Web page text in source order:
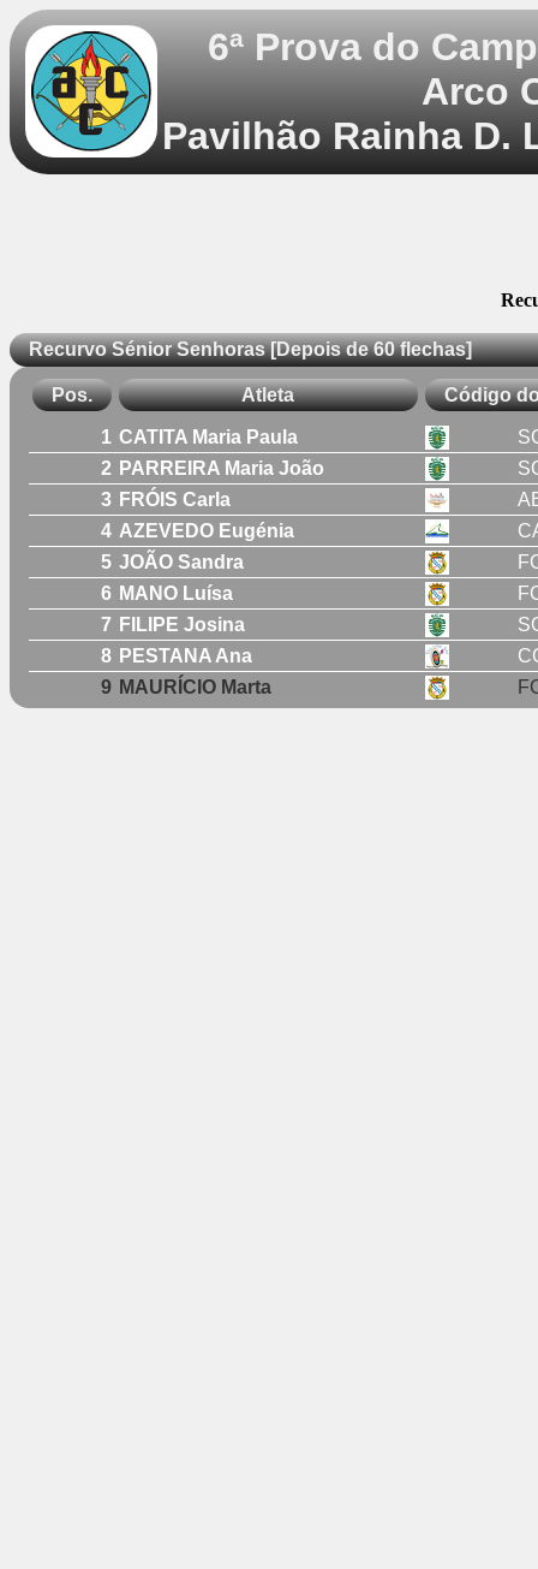
6ª Prova do
Arco
Pavilhão Rainha D.
Recurvo Sénior Senhoras [Depois de 60 flechas]
Pos. Atleta Código
1 CATITA Maria Paula
2 PARREIRA Maria João
3 FRÓIS Carla
4 AZEVEDO Eugénia
5 JOÃO Sandra
6 MANO Luísa
7 FILIPE Josina
8 PESTANA Ana
9 MAURÍCIO Marta